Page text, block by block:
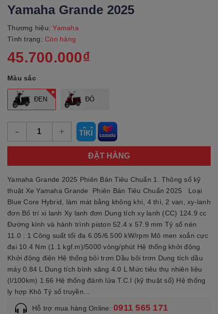
Yamaha Grande 2025
Thương hiệu: Yamaha
Tình trạng: Còn hàng
45.700.000₫
Màu sắc
ĐEN ĐỎ
- +
ĐẶT HÀNG
Yamaha Grande 2025 Phiên Bản Tiêu Chuẩn 1. Thông số kỹ
thuật Xe Yamaha Grande Phiên Bản Tiêu Chuẩn 2025 Loại
Blue Core Hybrid, làm mát bằng không khí, 4 thì, 2 van, xy-lanh
đơn Bố trí xi lanh Xy lanh đơn Dung tích xy lanh (CC) 124.9 cc
Đường kính và hành trình piston 52.4 x 57.9 mm Tỷ số nén
11.0 : 1 Công suất tối đa 6.05/6.500 kW/rpm Mô men xoắn cực
đại 10.4 Nm (1.1 kgf.m)/5000 vòng/phút Hệ thống khởi động
Khởi động điện Hệ thống bôi trơn Dầu bôi trơn Dung tích dầu
máy 0.84 L Dung tích bình xăng 4.0 L Mức tiêu thụ nhiên liệu
(l/100km) 1.66 Hệ thống đánh lửa T.C.I (kỹ thuật số) Hệ thống
ly hợp Khô Tỷ số truyền...
Hỗ trợ mua hàng Online: 0911 565 171